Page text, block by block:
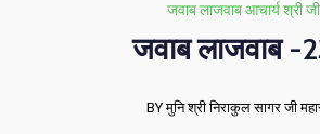
जवाब लाजवाब आचार्य श्री जी
जवाब लाजवाब -
BY मुनि श्री निराकुल सागर जी